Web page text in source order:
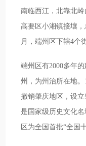
南临西江，北靠北
高要区小湘镇接壤，
月，端州区下辖4个
端州区有2000多年
州，为州治所在地。
撤销肇庆地区，设
是国家级历史文化
区为全国首批“全国